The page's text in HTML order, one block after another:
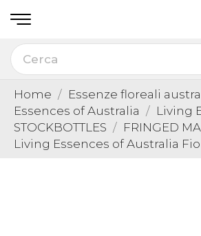
Home Essenze floreali
Essences of Australia
Living
STOCKBOTTLES
FRINGED
Living Essences of Australia